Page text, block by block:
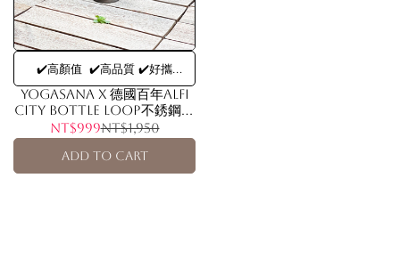
✔️高顏值 ✔️高品質 ✔️好攜
帶 alfi德國百年品牌,顏值品質都
無可挑惕的保溫杯
YOGASANA X 德國百年alfi
City Bottle Loop不銹鋼真
空保溫瓶(alfi原廠台灣授權代
理商出貨) - 銀河灰 500ml
NT$999NT$1,950
Add to Cart